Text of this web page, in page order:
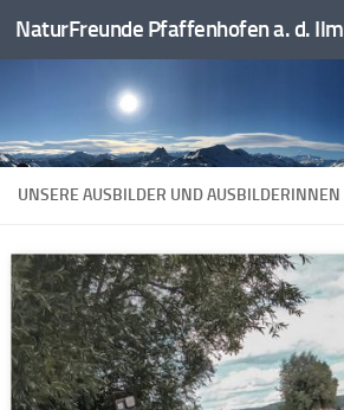
Zum Inhalt springen
NaturFreunde Pfaffenhofen a. d. Ilm
UNSERE AUSBILDER UND AUSBILDERINNEN